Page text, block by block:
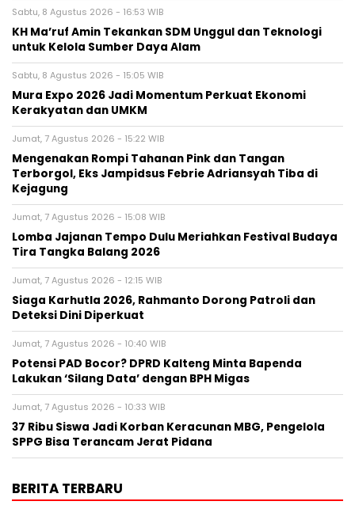
Sabtu, 8 Agustus 2026 - 16:53 WIB
KH Ma’ruf Amin Tekankan SDM Unggul dan Teknologi
untuk Kelola Sumber Daya Alam
Sabtu, 8 Agustus 2026 - 15:05 WIB
Mura Expo 2026 Jadi Momentum Perkuat Ekonomi
Kerakyatan dan UMKM
Jumat, 7 Agustus 2026 - 15:22 WIB
Mengenakan Rompi Tahanan Pink dan Tangan
Terborgol, Eks Jampidsus Febrie Adriansyah Tiba di
Kejagung
Jumat, 7 Agustus 2026 - 15:08 WIB
Lomba Jajanan Tempo Dulu Meriahkan Festival Budaya
Tira Tangka Balang 2026
Jumat, 7 Agustus 2026 - 12:15 WIB
Siaga Karhutla 2026, Rahmanto Dorong Patroli dan
Deteksi Dini Diperkuat
Jumat, 7 Agustus 2026 - 10:40 WIB
Potensi PAD Bocor? DPRD Kalteng Minta Bapenda
Lakukan ‘Silang Data’ dengan BPH Migas
Jumat, 7 Agustus 2026 - 10:33 WIB
37 Ribu Siswa Jadi Korban Keracunan MBG, Pengelola
SPPG Bisa Terancam Jerat Pidana
BERITA TERBARU